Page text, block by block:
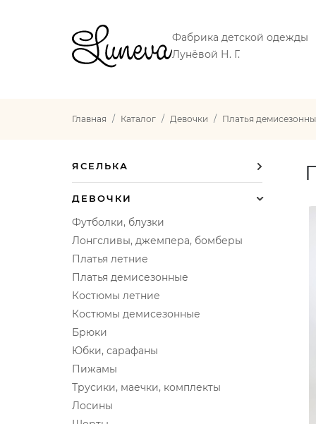
Фабрика детской одежды
Лунёвой Н. Г.
Главная Каталог Девочки Платья
ЯСЕЛЬКА
ДЕВОЧКИ
Футболки, блузки
Лонгсливы, джемпера, бомберы
Платья летние
Платья демисезонные
Костюмы летние
Костюмы демисезонные
Брюки
Юбки, сарафаны
Пижамы
Трусики, маечки, комплекты
Лосины